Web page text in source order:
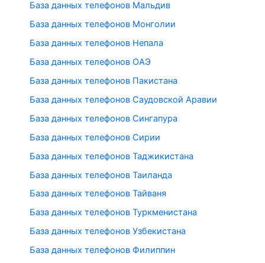
База данных телефонов Мальдив
База данных телефонов Монголии
База данных телефонов Непала
База данных телефонов ОАЭ
База данных телефонов Пакистана
База данных телефонов Саудовской Аравии
База данных телефонов Сингапура
База данных телефонов Сирии
База данных телефонов Таджикистана
База данных телефонов Таиланда
База данных телефонов Тайваня
База данных телефонов Туркменистана
База данных телефонов Узбекистана
База данных телефонов Филиппин